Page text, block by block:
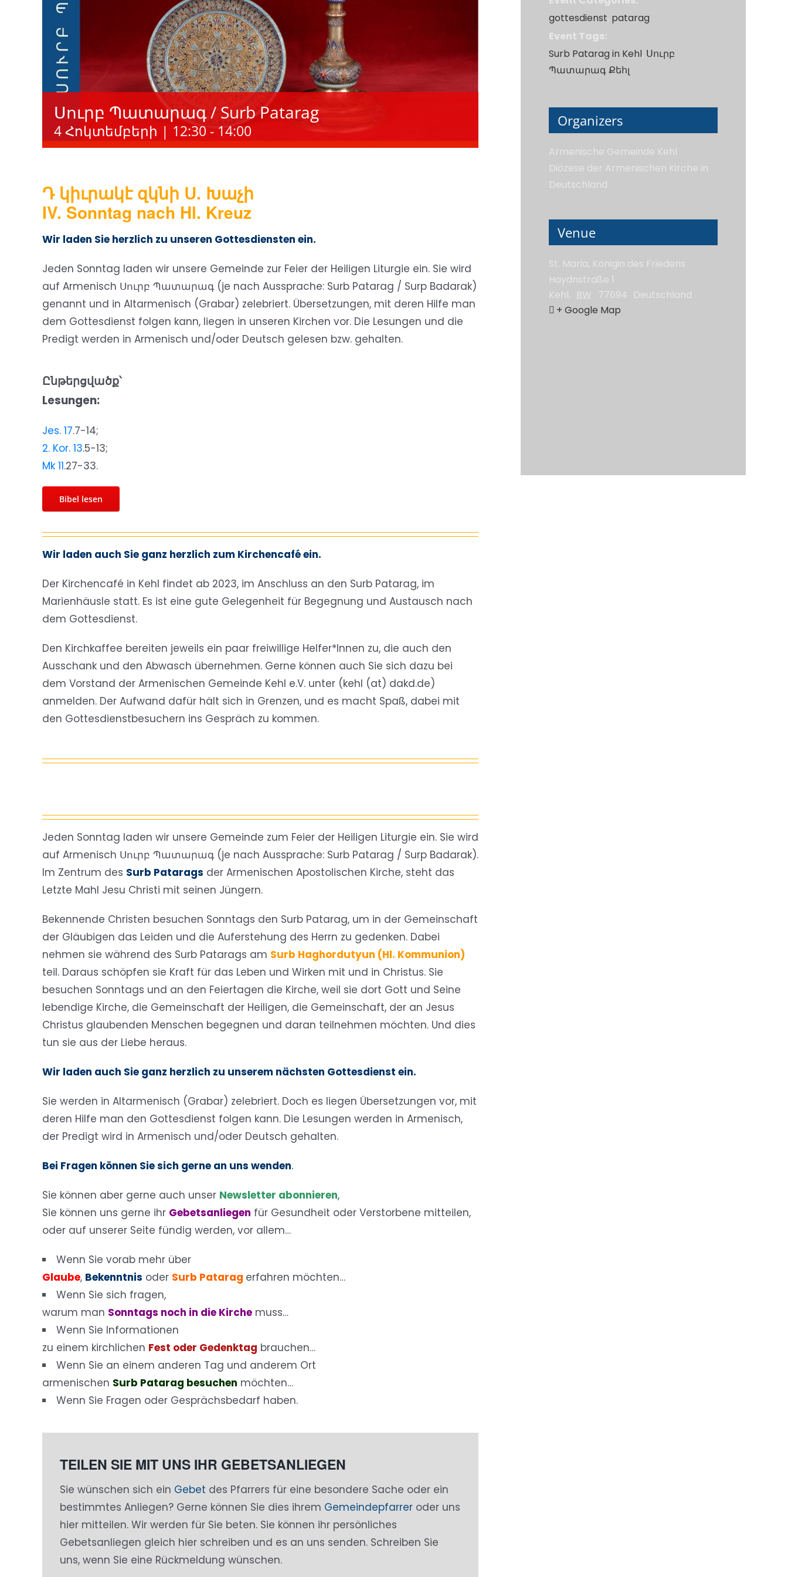
Սուրբ Պատարագ / Surb Patarag
4 Հոկտեմբերի | 12:30 - 14:00
Դ կիւրակէ զկնի Ս. Խաչի
IV. Sonntag nach Hl. Kreuz
Wir laden Sie herzlich zu unseren Gottesdiensten ein.
Jeden Sonntag laden wir unsere Gemeinde zur Feier der Heiligen Liturgie ein. Sie wird
auf Armenisch Սուրբ Պատարագ (je nach Aussprache: Surb Patarag / Surp Badarak)
genannt und in Altarmenisch (Grabar) zelebriert. Übersetzungen, mit deren Hilfe man
dem Gottesdienst folgen kann, liegen in unseren Kirchen vor. Die Lesungen und die
Predigt werden in Armenisch und/oder Deutsch gelesen bzw. gehalten.
Ընթերցվածք՝
Lesungen:
Jes. 17.7-14;
2. Kor. 13.5-13;
Mk 11.27-33.
Bibel lesen
Wir laden auch Sie ganz herzlich zum Kirchencafé ein.
Der Kirchencafé in Kehl findet ab 2023, im Anschluss an den Surb Patarag, im
Marienhäusle statt. Es ist eine gute Gelegenheit für Begegnung und Austausch nach
dem Gottesdienst.
Den Kirchkaffee bereiten jeweils ein paar freiwillige Helfer*Innen zu, die auch den
Ausschank und den Abwasch übernehmen. Gerne können auch Sie sich dazu bei
dem Vorstand der Armenischen Gemeinde Kehl e.V. unter (kehl (at) dakd.de)
anmelden. Der Aufwand dafür hält sich in Grenzen, und es macht Spaß, dabei mit
den Gottesdienstbesuchern ins Gespräch zu kommen.
Jeden Sonntag laden wir unsere Gemeinde zum Feier der Heiligen Liturgie ein. Sie wird
auf Armenisch Սուրբ Պատարագ (je nach Aussprache: Surb Patarag / Surp Badarak).
Im Zentrum des Surb Patarags der Armenischen Apostolischen Kirche, steht das
Letzte Mahl Jesu Christi mit seinen Jüngern.
Bekennende Christen besuchen Sonntags den Surb Patarag, um in der Gemeinschaft
der Gläubigen das Leiden und die Auferstehung des Herrn zu gedenken. Dabei
nehmen sie während des Surb Patarags am Surb Haghordutyun (Hl. Kommunion)
teil. Daraus schöpfen sie Kraft für das Leben und Wirken mit und in Christus. Sie
besuchen Sonntags und an den Feiertagen die Kirche, weil sie dort Gott und Seine
lebendige Kirche, die Gemeinschaft der Heiligen, die Gemeinschaft, der an Jesus
Christus glaubenden Menschen begegnen und daran teilnehmen möchten. Und dies
tun sie aus der Liebe heraus.
Wir laden auch Sie ganz herzlich zu unserem nächsten Gottesdienst ein.
Sie werden in Altarmenisch (Grabar) zelebriert. Doch es liegen Übersetzungen vor, mit
deren Hilfe man den Gottesdienst folgen kann. Die Lesungen werden in Armenisch,
der Predigt wird in Armenisch und/oder Deutsch gehalten.
Bei Fragen können Sie sich gerne an uns wenden.
Sie können aber gerne auch unser Newsletter abonnieren,
Sie können uns gerne ihr Gebetsanliegen für Gesundheit oder Verstorbene mitteilen,
oder auf unserer Seite fündig werden, vor allem…
Wenn Sie vorab mehr über
Glaube, Bekenntnis oder Surb Patarag erfahren möchten…
Wenn Sie sich fragen,
warum man Sonntags noch in die Kirchemuss…
Wenn Sie Informationen
zu einem kirchlichen Fest oder Gedenktag brauchen…
Wenn Sie an einem anderen Tag und anderem Ort
armenischen Surb Patarag besuchen möchten…
Wenn Sie Fragen oder Gesprächsbedarf haben.
TEILEN SIE MIT UNS IHR GEBETSANLIEGEN
Sie wünschen sich ein Gebet des Pfarrers für eine besondere Sache oder ein
bestimmtes Anliegen? Gerne können Sie dies ihrem Gemeindepfarreroder uns
hier mitteilen. Wir werden für Sie beten. Sie können ihr persönliches
Gebetsanliegen gleich hier schreiben und es an uns senden. Schreiben Sie
uns, wenn Sie eine Rückmeldung wünschen.
gottesdienst, patarag
Event Tags:
Surb Patarag in Kehl, Սուրբ
Պատարագ Քեհլ
Organizers
Armenische Gemeinde Kehl
Diözese der Armenischen Kirche in
Deutschland
Venue
St. Maria, Königin des Friedens
Haydnstraße 1
Kehl, BW 77694 Deutschland
+ Google Map